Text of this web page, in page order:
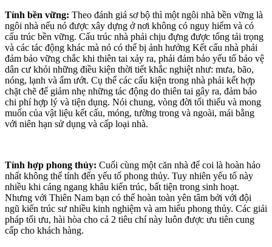
Tính bền vững: Theo đánh giá sơ bộ thì một ngôi nhà bền vững là
ngôi nhà nếu nó được xây dựng ở nơi không có nguy hiểm và có
cấu trúc bền vững. Cấu trúc nhà phải chịu đựng được tổng tải trọng
và các tác động khác mà nó có thể bị ảnh hưởng Kết cấu nhà phải
đảm bảo vững chắc khi thiên tai xảy ra, phải đảm bảo yếu tố bảo vệ
dân cư khỏi những điều kiện thời tiết khắc nghiệt như: mưa, bão,
nóng, lạnh và ẩm ướt. Cụ thể các cấu kiện trong nhà phải kết hợp
chặt chẽ để giảm nhẹ những tác động do thiên tai gây ra, đảm bảo
chi phí hợp lý và tiện dụng. Nói chung, vòng đời tối thiểu và mong
muốn của vật liệu kết cấu, móng, tường trong và ngoài, mái bằng
với niên hạn sử dụng và cấp loại nhà.
Tính hợp phong thủy: Cuối cùng một căn nhà để coi là hoàn hảo
nhất không thể tính đến yếu tố phong thủy. Tuy nhiên yếu tố này
nhiều khi cáng ngang khâu kiến trúc, bất tiện trong sinh hoạt.
Nhưng với Thiên Nam bạn có thể hoàn toàn yên tâm bởi với đội
ngũ kiến trúc sư nhiều kinh nghiệm và am hiểu phong thủy. Các giải
pháp tối ưu, hài hòa cho cả 2 tiêu chí này luôn được ưu tiên cung
cấp cho khách hàng.